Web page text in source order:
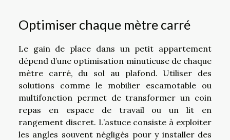
Optimiser chaque mètre carré
Le gain de place dans un petit appartement
dépend d’une optimisation minutieuse de chaque
mètre carré, du sol au plafond. Utiliser des
solutions comme le mobilier escamotable ou
multifonction permet de transformer un coin
repas en espace de travail ou un lit en
rangement discret. L’astuce consiste à exploiter
les angles souvent négligés pour y installer des